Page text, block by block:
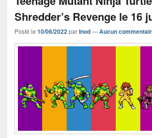
Shredder’s Revenge le 16
Posté le 10/06/2022parInod—Aucun